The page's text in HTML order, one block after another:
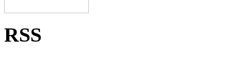
RSS